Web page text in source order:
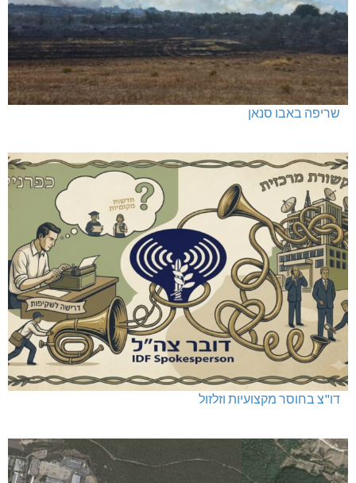
שריפה באבו סנאן
דו"צ בחוסר מקצועיות וזלזול